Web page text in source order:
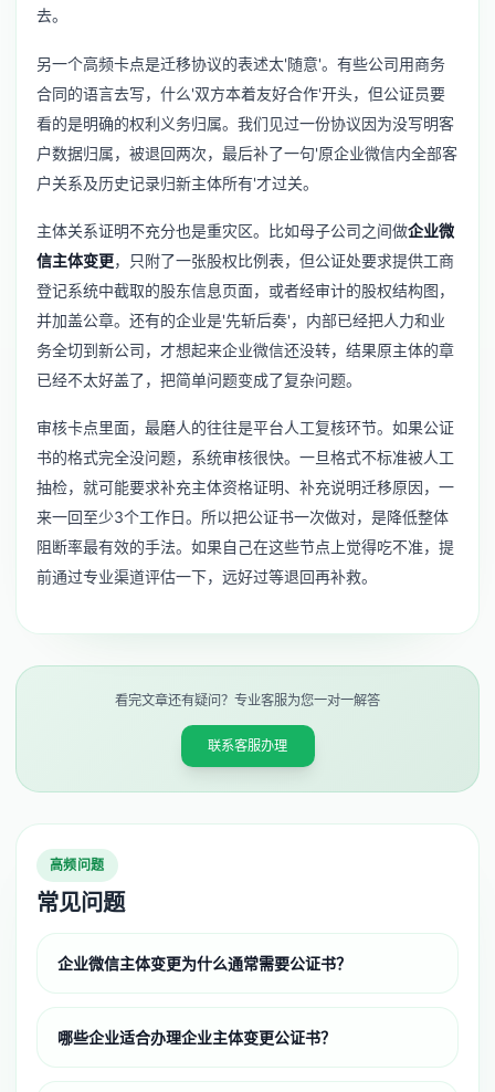
去。
另一个高频卡点是迁移协议的表述太'随意'。有些公司用商务
合同的语言去写，什么'双方本着友好合作'开头，但公证员要
看的是明确的权利义务归属。我们见过一份协议因为没写明客
户数据归属，被退回两次，最后补了一句'原企业微信内全部客
户关系及历史记录归新主体所有'才过关。
主体关系证明不充分也是重灾区。比如母子公司之间做企业微
信主体变更，只附了一张股权比例表，但公证处要求提供工商
登记系统中截取的股东信息页面，或者经审计的股权结构图，
并加盖公章。还有的企业是'先斩后奏'，内部已经把人力和业
务全切到新公司，才想起来企业微信还没转，结果原主体的章
已经不太好盖了，把简单问题变成了复杂问题。
审核卡点里面，最磨人的往往是平台人工复核环节。如果公证
书的格式完全没问题，系统审核很快。一旦格式不标准被人工
抽检，就可能要求补充主体资格证明、补充说明迁移原因，一
来一回至少3个工作日。所以把公证书一次做对，是降低整体
阻断率最有效的手法。如果自己在这些节点上觉得吃不准，提
前通过专业渠道评估一下，远好过等退回再补救。
看完文章还有疑问？专业客服为您一对一解答
联系客服办理
高频问题
常见问题
企业微信主体变更为什么通常需要公证书？
哪些企业适合办理企业主体变更公证书？